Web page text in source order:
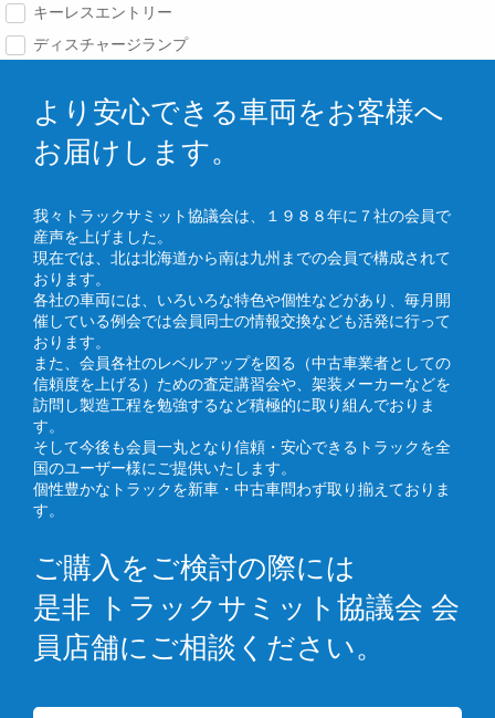
キーレスエントリー
ディスチャージランプ
より安心できる車両をお客様へ
お届けします。
我々トラックサミット協議会は、１９８８年に７社の会員で
産声を上げました。
現在では、北は北海道から南は九州までの会員で構成されて
おります。
各社の車両には、いろいろな特色や個性などがあり、毎月開
催している例会では会員同士の情報交換なども活発に行って
おります。
また、会員各社のレベルアップを図る（中古車業者としての
信頼度を上げる）ための査定講習会や、架装メーカーなどを
訪問し製造工程を勉強するなど積極的に取り組んでおりま
す。
そして今後も会員一丸となり信頼・安心できるトラックを全
国のユーザー様にご提供いたします。
個性豊かなトラックを新車・中古車問わず取り揃えておりま
す。
ご購入をご検討の際には
是非 トラックサミット協議会 会
員店舗にご相談ください。